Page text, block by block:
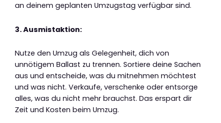
an deinem geplanten Umzugstag verfügbar sind.
3. Ausmistaktion:
Nutze den Umzug als Gelegenheit, dich von
unnötigem Ballast zu trennen. Sortiere deine Sachen
aus und entscheide, was du mitnehmen möchtest
und was nicht. Verkaufe, verschenke oder entsorge
alles, was du nicht mehr brauchst. Das erspart dir
Zeit und Kosten beim Umzug.